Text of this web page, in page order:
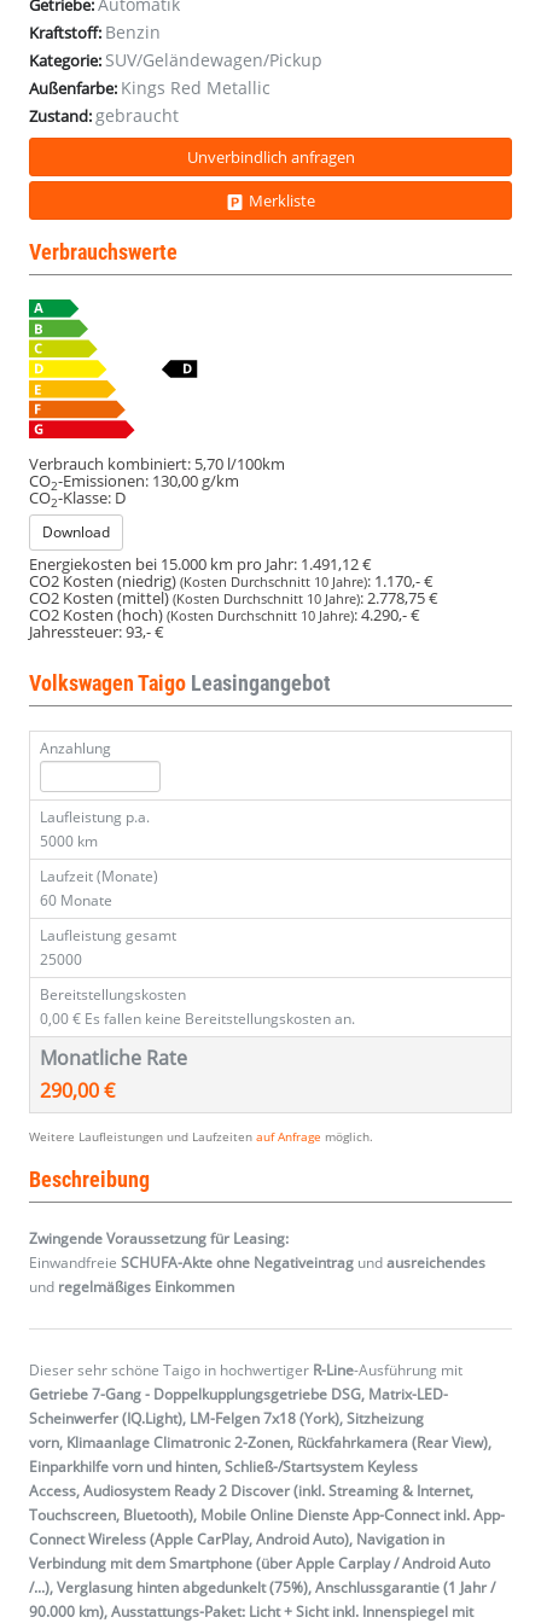
2ZClim
2ZClim
2ZClim
2ZClim
Getriebe:
Kraftstoff: Benzin
Kategorie: SUV/Geländewagen/Pickup
Außenfarbe: Kings Red Metallic
Zustand: gebraucht
Unverbindlich anfragen
Merkliste
Verbrauchswerte
Verbrauch kombiniert: 5,70 l/100km
CO2-Emissionen: 130,00 g/km
CO2-Klasse: D
Download
Energiekosten bei 15.000 km pro Jahr: 1.491,12 €
CO2 Kosten (niedrig) (Kosten Durchschnitt 10 Jahre): 1.170,- €
CO2 Kosten (mittel)(Kosten Durchschnitt 10 Jahre):2.778,75 €
CO2 Kosten (hoch) (Kosten Durchschnitt 10 Jahre):4.290,- €
Jahressteuer:93,- €
Volkswagen Taigo Leasingangebot
Anzahlung
Laufleistung p.a.
5000 km
Laufzeit (Monate)
60 Monate
Laufleistung gesamt
25000
Bereitstellungskosten
0,00 € Es fallen keine Bereitstellungskosten an.
Monatliche Rate
290,00 €
Weitere Laufleistungen und Laufzeiten auf Anfrage möglich.
Beschreibung
Zwingende Voraussetzung für Leasing:
Einwandfreie SCHUFA-Akte ohne Negativeintrag undausreichendes
und regelmäßiges Einkommen
Dieser sehr schöne Taigo in hochwertiger R-Line-Ausführung mit
Getriebe 7-Gang - Doppelkupplungsgetriebe DSG, Matrix-LED-
Scheinwerfer (IQ.Light), LM-Felgen 7x18 (York), Sitzheizung
vorn, Klimaanlage Climatronic 2-Zonen, Rückfahrkamera (Rear View),
Einparkhilfe vorn und hinten, Schließ-/Startsystem Keyless
Access, Audiosystem Ready 2 Discover (inkl. Streaming & Internet,
Touchscreen, Bluetooth), Mobile Online Dienste App-Connect inkl. App-
Connect Wireless (Apple CarPlay, Android Auto), Navigation in
Verbindung mit dem Smartphone (über Apple Carplay / Android Auto
/...), Verglasung hinten abgedunkelt (75%), Anschlussgarantie (1 Jahr /
90.000 km), Ausstattungs-Paket: Licht + Sicht inkl. Innenspiegel mit